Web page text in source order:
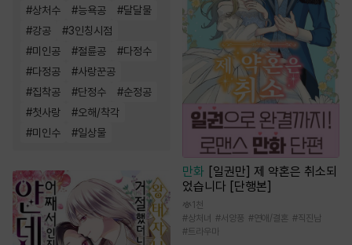
#상처수 #능욕공 #달달물
#강공 #3인칭시점
#미인공 #절륜공 #다정수
#다정공 #사랑꾼공
#집착공 #단정수 #순정공
#첫사랑 #오해/착각
#미인수 #일상물
만화 [일권만] 제 약혼은 취소되
었습니다 [단행본]
1천
#상처녀 #서양풍 #연애/결혼 #직진남
#트라우마